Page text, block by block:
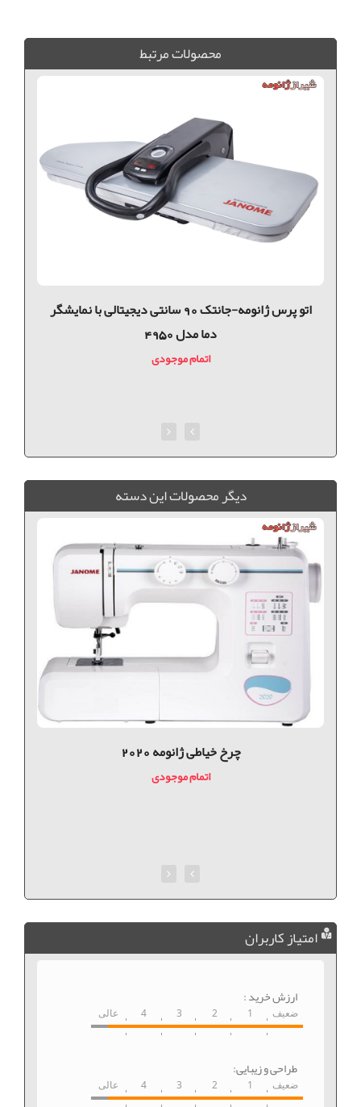
محصولات مرتبط
اتو پرس ژانومه-جانتک 90 سانتی دیجیتالی با نمایشگر
دما مدل 4950
اتمام موجودی
ديگر محصولات اين دسته
چرخ خیاطی ژانومه 2020
اتمام موجودی
امتیاز کاربران
ارزش خرید :
ضعیف 1
2
3
4 عالی
طراحی و زیبایی:
ضعیف 1
2
3
4 عالی